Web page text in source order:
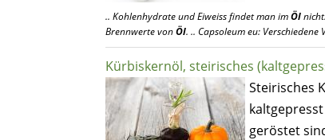
.. Kohlenhydrate und Eiweiss findet man imÖl
Brennwerte vonÖl. .. Capsoleum eu:
Kürbiskernöl, steirisches
Steirisches
geröstet